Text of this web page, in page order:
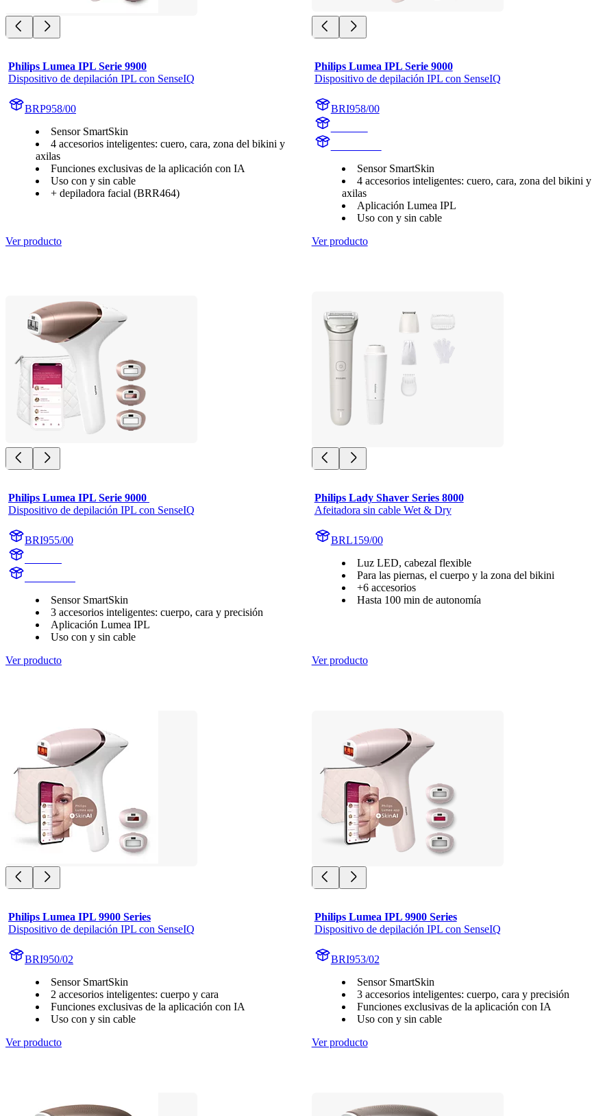
Philips Lumea IPL Serie 9900
Dispositivo de depilación IPL con SenseIQ
BRP958/00
Sensor SmartSkin
4 accesorios inteligentes: cuero, cara, zona del bikini y
axilas
Funciones exclusivas de la aplicación con IA
Uso con y sin cable
+ depiladora facial (BRR464)
Ver producto
Philips Lumea IPL Serie 9000
Dispositivo de depilación IPL con SenseIQ
BRI958/00
Sensor SmartSkin
4 accesorios inteligentes: cuero, cara, zona del bikini y
axilas
Aplicación Lumea IPL
Uso con y sin cable
Ver producto
Philips Lumea IPL Serie 9000
Dispositivo de depilación IPL con SenseIQ
BRI955/00
Sensor SmartSkin
3 accesorios inteligentes: cuerpo, cara y precisión
Aplicación Lumea IPL
Uso con y sin cable
Ver producto
Philips Lady Shaver Series 8000
Afeitadora sin cable Wet & Dry
BRL159/00
Luz LED, cabezal flexible
Para las piernas, el cuerpo y la zona del bikini
+6 accesorios
Hasta 100 min de autonomía
Ver producto
Philips Lumea IPL 9900 Series
Dispositivo de depilación IPL con SenseIQ
BRI950/02
Sensor SmartSkin
2 accesorios inteligentes: cuerpo y cara
Funciones exclusivas de la aplicación con IA
Uso con y sin cable
Ver producto
Philips Lumea IPL 9900 Series
Dispositivo de depilación IPL con SenseIQ
BRI953/02
Sensor SmartSkin
3 accesorios inteligentes: cuerpo, cara y precisión
Funciones exclusivas de la aplicación con IA
Uso con y sin cable
Ver producto